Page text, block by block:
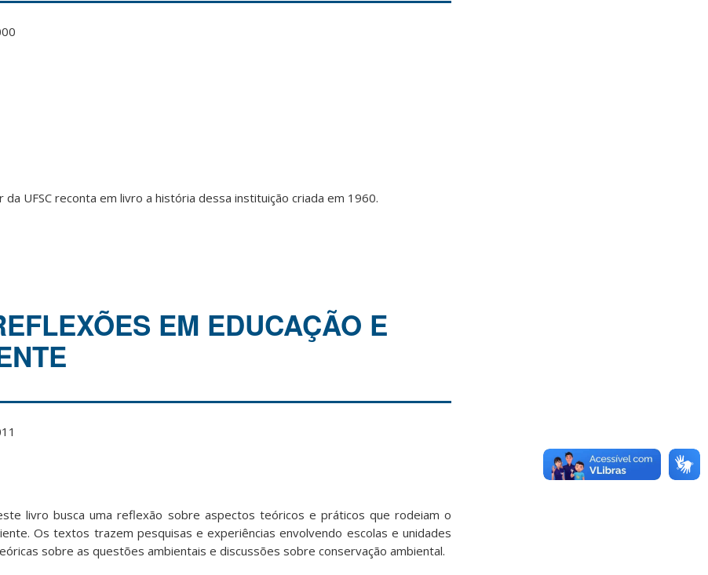
UFSC reconta em livro a história dessa instituição criada em 1960.
EM EDUCAÇÃO E
livro busca uma reflexão sobre aspectos teóricos e práticos que rodeiam o
Os textos trazem pesquisas e experiências envolvendo escolas e unidades
sobre as questões ambientais e discussões sobre conservação ambiental.